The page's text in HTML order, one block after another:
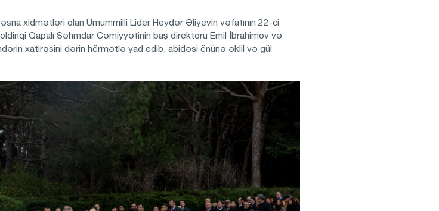
xidmətləri olan Ümummilli Lider Heydər Əliyevin vəfatının 22-ci
Qapalı Səhmdar Cəmiyyətinin baş direktoru Emil İbrahimov və
xatirəsini dərin hörmətlə yad edib, abidəsi önünə əklil və gül